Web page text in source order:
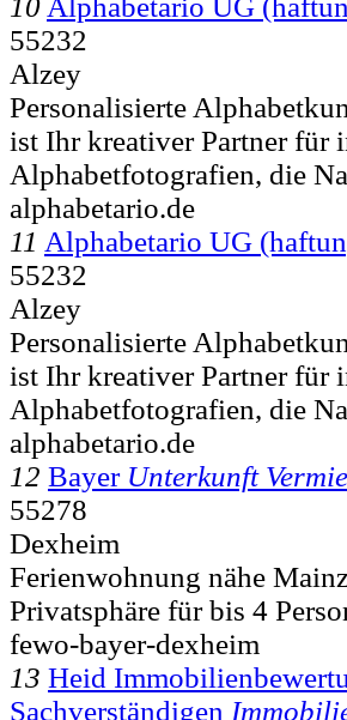
55232
Alzey
Personalisierte
ist Ihr kreativer Partner für
Alphabetfotografien, die
alphabetario.de
11 Alphabetario UG
55232
Alzey
Personalisierte
ist Ihr kreativer Partner für
Alphabetfotografien, die
alphabetario.de
12 Bayer Unterkunft
55278
Dexheim
Ferienwohnung nähe
Privatsphäre für bis 4
fewo-bayer-dexheim
13 Heid
Sachverständigen